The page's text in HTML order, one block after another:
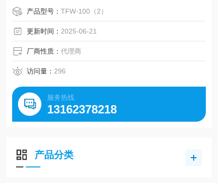
测量而不会损坏样品。
它广泛用于研发和在线质量控制中的膜厚测量。
以低廉的价格实现了高精度和高稳定性。
产品型号：TFW-100（2）
更新时间： 2025-06-21
厂商性质：代理商
访问量： 296
服务热线
13162378218
产品分类